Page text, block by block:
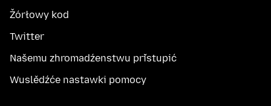
Žórłowy kod
Twitter
Našemu zhromadźenstwu přistupić
Wuslědźće nastawki pomocy